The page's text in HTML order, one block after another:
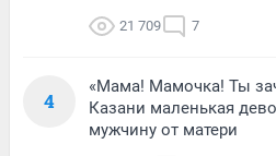
21 709 7
4
«Мама! Мамочка! Ты
Казани маленькая
мужчину от матери